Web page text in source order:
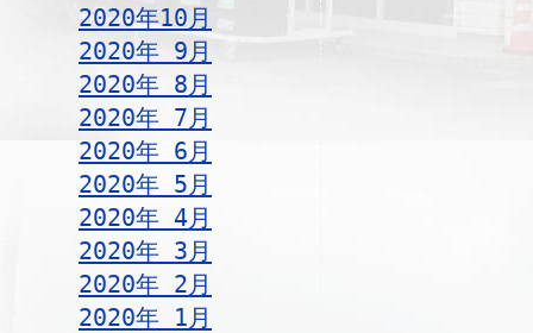
2020年10月
2020年 9月
2020年 8月
2020年 7月
2020年 6月
2020年 5月
2020年 4月
2020年 3月
2020年 2月
2020年 1月